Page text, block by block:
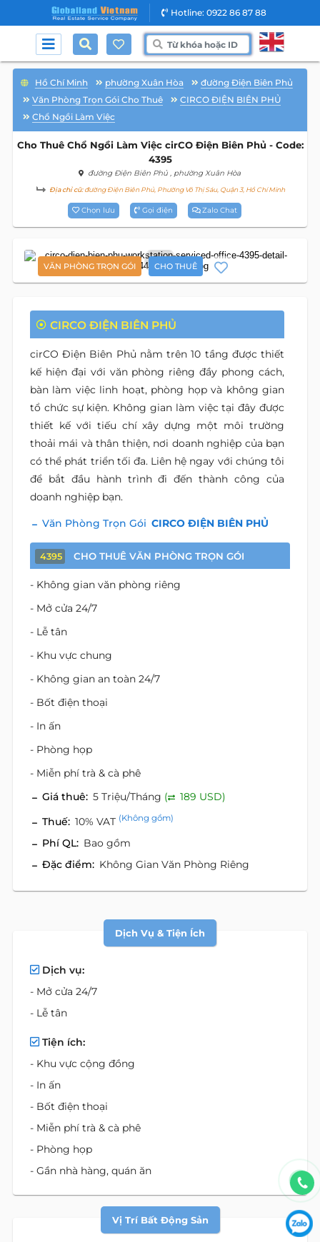
Hotline: 0922 86 87 88
Hồ Chí Minh phường Xuân Hòa
đường Điện Biên Phủ
Văn Phòng Trọn Gói Cho Thuê
CIRCO ĐIỆN BIÊN PHỦ
Chổ Ngồi Làm Việc
Cho Thuê Chổ Ngồi Làm Việc cirCO Điện Biên Phủ - Code:
4395
đường Điện Biên Phủ , phường Xuân Hòa
Địa chỉ cũ:đường Điện Biên Phủ, Phường Võ Thị Sáu, Quận 3, Hồ Chí Minh
Chọn lưu Gọi điện Zalo Chat
VĂN PHÒNG TRỌN GÓI CHO THUÊ
10
CIRCO ĐIỆN BIÊN PHỦ
cirCO Điện Biên Phủ nằm trên 10 tầng được thiết
kế hiện đại với văn phòng riêng đầy phong cách,
bàn làm việc linh hoạt, phòng họp và không gian
tổ chức sự kiện. Không gian làm việc tại đây được
thiết kế với tiếu chí xây dựng một môi trường
thoải mái và thân thiện, nơi doanh nghiệp của bạn
có thể phát triển tối đa. Liên hệ ngay với chúng tôi
để bắt đầu hành trình đi đến thành công của
doanh nghiệp bạn.
Văn Phòng Trọn Gói CIRCO ĐIỆN BIÊN PHỦ
4395 CHO THUÊ VĂN PHÒNG TRỌN GÓI
- Không gian văn phòng riêng
- Mở cửa 24/7
- Lễ tân
- Khu vực chung
- Không gian an toàn 24/7
- Bốt điện thoại
- In ấn
- Phòng họp
- Miễn phí trà & cà phê
Giá thuê: 5 Triệu/Tháng (
189 USD)
Thuế: 10% VAT (Không gồm)
Phí QL: Bao gồm
Đặc điểm: Không Gian Văn Phòng Riêng
Dịch Vụ & Tiện Ích
Dịch vụ:
- Mở cửa 24/7
- Lễ tân
Tiện ích:
- Khu vực cộng đồng
- In ấn
- Bốt điện thoại
- Miễn phí trà & cà phê
- Phòng họp
- Gần nhà hàng, quán ăn
Vị Trí Bất Động Sản